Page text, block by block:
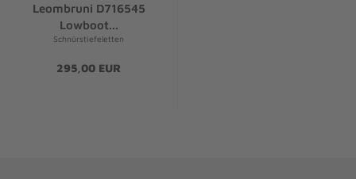
Leombruni D716545
Lowboot...
Schnürstiefeletten
295,00 EUR